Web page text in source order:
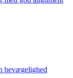
bevægelighed